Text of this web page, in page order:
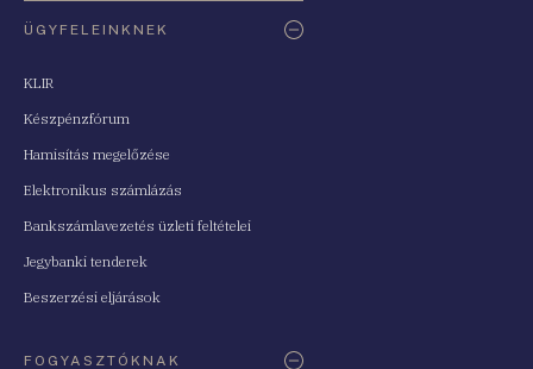
ÜGYFELEINKNEK
KLIR
Készpénzfórum
Hamisítás megelőzése
Elektronikus számlázás
Bankszámlavezetés üzleti feltételei
Jegybanki tenderek
Beszerzési eljárások
FOGYASZTÓKNAK